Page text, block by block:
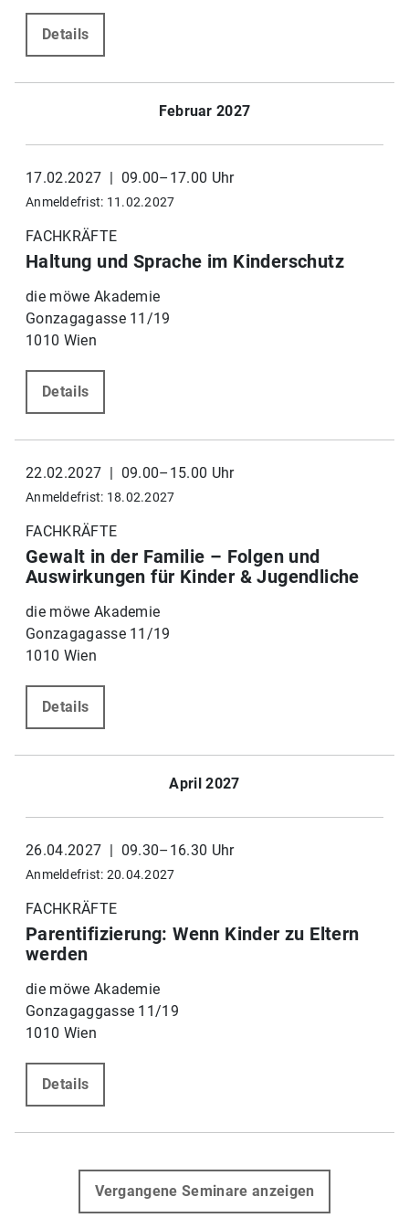
Details
Februar 2027
17.02.2027 | 09.00–17.00 Uhr
Anmeldefrist: 11.02.2027
FACHKRÄFTE
Haltung und Sprache im Kinderschutz
die möwe Akademie
Gonzagagasse 11/19
1010 Wien
Details
22.02.2027 | 09.00–15.00 Uhr
Anmeldefrist: 18.02.2027
FACHKRÄFTE
Gewalt in der Familie – Folgen und
Auswirkungen für Kinder & Jugendliche
die möwe Akademie
Gonzagagasse 11/19
1010 Wien
Details
April 2027
26.04.2027 | 09.30–16.30 Uhr
Anmeldefrist: 20.04.2027
FACHKRÄFTE
Parentifizierung: Wenn Kinder zu Eltern
werden
die möwe Akademie
Gonzagaggasse 11/19
1010 Wien
Details
Vergangene Seminare anzeigen